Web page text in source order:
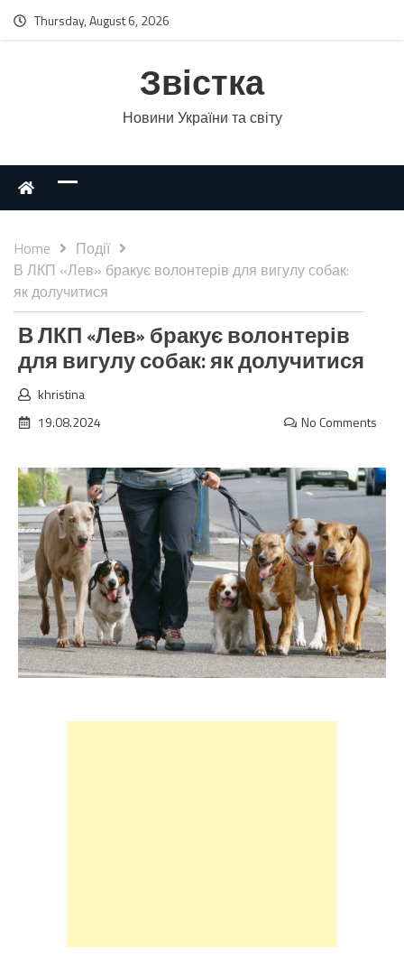
Thursday, August 6, 2026
Звістка
Новини України та світу
Home
Події
В ЛКП «Лев» бракує волонтерів для вигулу собак:
як долучитися
В ЛКП «Лев» бракує волонтерів
для вигулу собак: як долучитися
khristina
19.08.2024
No Comments